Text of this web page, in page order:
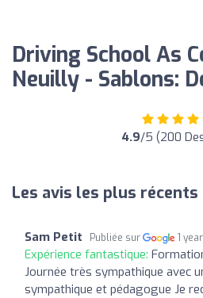
Driving School As
Neuilly - Sablons:
4.9/5 (200
Les avis les plus récents
Sam Petit Publiée sur 1
Expérience fantastique:
Journée très sympathique avec
sympathique et pédagogue Je